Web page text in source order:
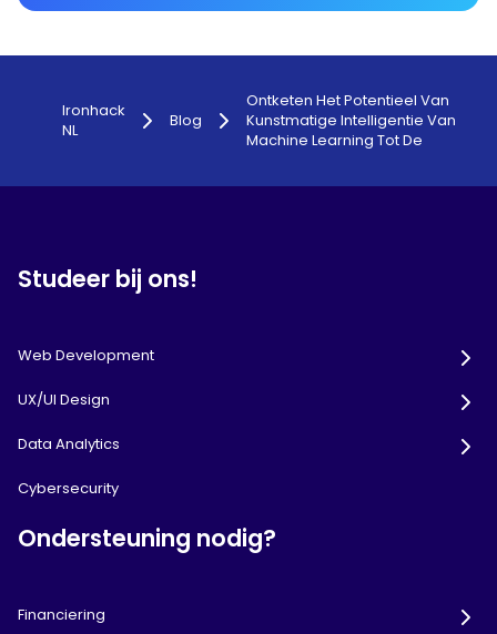
Ironhack
NL
Blog
Ontketen Het Potentieel Van
Kunstmatige Intelligentie Van
Machine Learning Tot De
Studeer bij ons!
Web Development
UX/UI Design
Data Analytics
Cybersecurity
Ondersteuning nodig?
Financiering